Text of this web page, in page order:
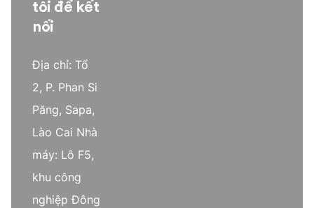
tôi để kết
nối
Địa chỉ: Tổ
2, P. Phan Si
Păng, Sapa,
Lào Cai Nhà
máy: Lô F5,
khu công
nghiệp Đông